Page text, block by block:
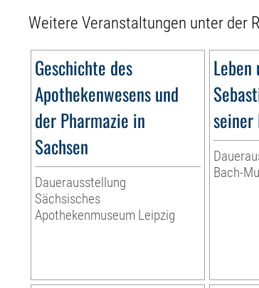
Weitere Veranstaltungen unter der
Geschichte des
Apothekenwesens und
der Pharmazie in
Sachsen
Dauerausstellung
Sächsisches
Apothekenmuseum Leipzig
Leben
Bach-